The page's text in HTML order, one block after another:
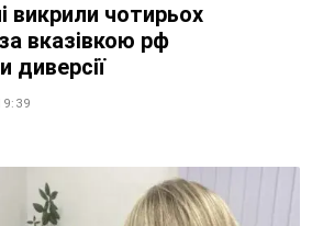
викрили чотирьох
за вказівкою рф
диверсії